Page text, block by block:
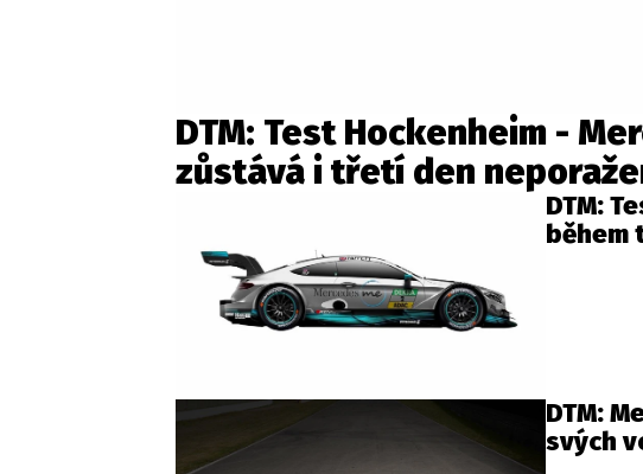
DTM: Test Hockenheim -
zůstává i třetí den
DTM:
během
DTM:
svých